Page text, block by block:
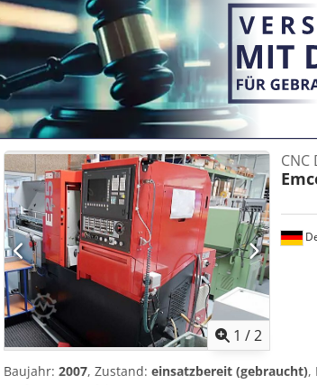
1 /2
Baujahr: 2007, Zustand: einsatzbereit (gebraucht),